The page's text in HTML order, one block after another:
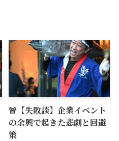
🚨【失敗談】企業イベント
の余興で起きた悲劇と回避
策